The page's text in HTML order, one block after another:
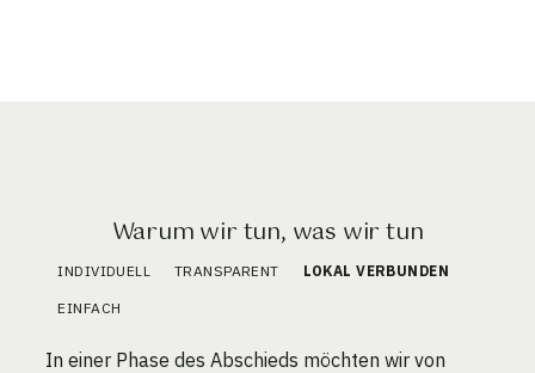
Warum wir tun, was wir tun
INDIVIDUELL TRANSPARENT LOKAL VERBUNDEN
EINFACH
In einer Phase des Abschieds möchten wir von